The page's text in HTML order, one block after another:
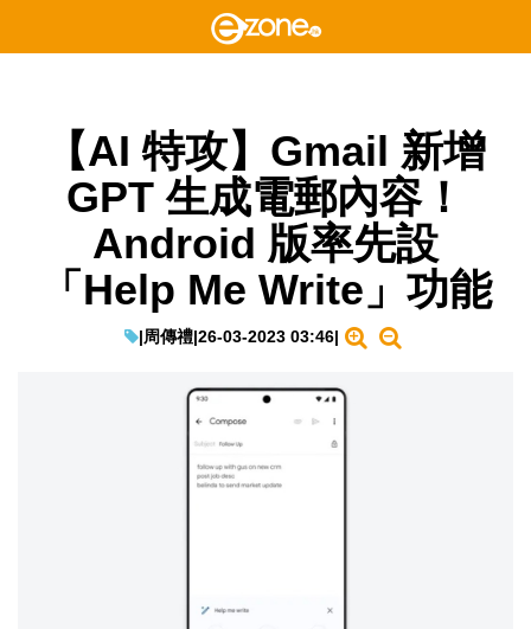
【AI 特攻】Gmail 新增
GPT 生成電郵內容！
Android 版率先設
「Help Me Write」功能
|周傳禮|26-03-2023 03:46|